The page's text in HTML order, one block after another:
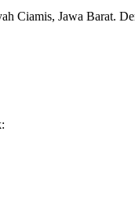
Ciamis, Jawa Barat.